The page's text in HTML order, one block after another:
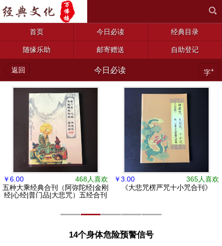
首页 今日必读 经典目录
随缘乐助 邮寄赠送 自助登记
返回 今日必读 字+
468人喜欢
￥6.00
五种大乘经典合刊（阿弥陀经|金刚
经|心经|普门品|大悲咒）五经合刊
365人喜欢
￥3.00
《大悲咒楞严咒十小咒合刊》
14个身体危险预警信号